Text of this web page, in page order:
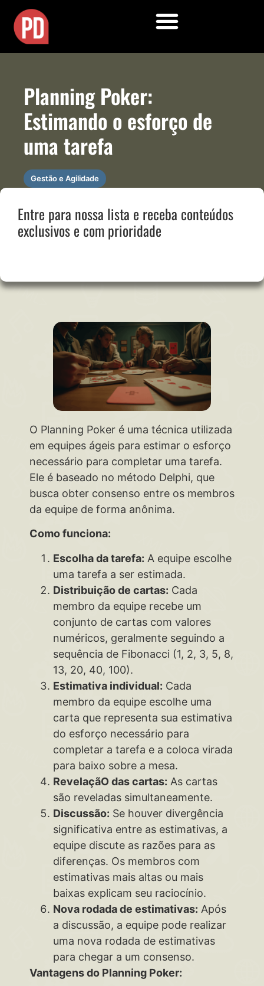
Planning Poker:
Estimando o esforço de
uma tarefa
Gestão e Agilidade
Entre para nossa lista e receba conteúdos
exclusivos e com prioridade
O Planning Poker é uma técnica utilizada
em equipes ágeis para estimar o esforço
necessário para completar uma tarefa.
Ele é baseado no método Delphi, que
busca obter consenso entre os membros
da equipe de forma anônima.
Como funciona:
Escolha da tarefa: A equipe escolhe
uma tarefa a ser estimada.
Distribuição de cartas: Cada
membro da equipe recebe um
conjunto de cartas com valores
numéricos, geralmente seguindo a
sequência de Fibonacci (1, 2, 3, 5, 8,
13, 20, 40, 100).
Estimativa individual: Cada
membro da equipe escolhe uma
carta que representa sua estimativa
do esforço necessário para
completar a tarefa e a coloca virada
para baixo sobre a mesa.
RevelaçãO das cartas: As cartas
são reveladas simultaneamente.
Discussão: Se houver divergência
significativa entre as estimativas, a
equipe discute as razões para as
diferenças. Os membros com
estimativas mais altas ou mais
baixas explicam seu raciocínio.
Nova rodada de estimativas: Após
a discussão, a equipe pode realizar
uma nova rodada de estimativas
para chegar a um consenso.
Vantagens do Planning Poker: